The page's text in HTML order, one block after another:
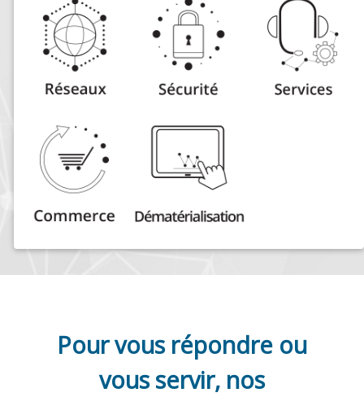
Pour vous répondre ou
vous servir, nos